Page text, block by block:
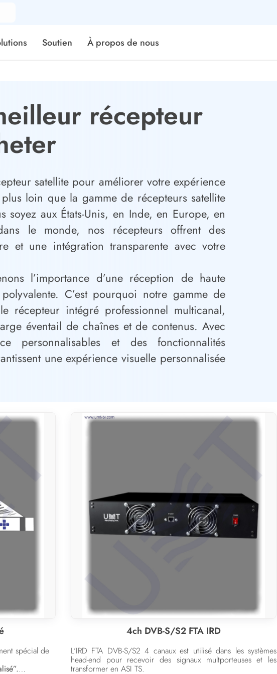
Soutien À propos de nous
récepteur
satellite pour améliorer votre expérience
loin que la gamme de récepteurs satellite
soyez aux États-Unis, en Inde, en Europe, en
le monde, nos récepteurs offrent des
et une intégration transparente avec votre
l’importance d’une réception de haute
C’est pourquoi notre gamme de
récepteur intégré professionnel multicanal,
éventail de chaînes et de contenus. Avec
personnalisables et des fonctionnalités
une expérience visuelle personnalisée
spécial de
4ch DVB-S/S2 FTA IRD
L’IRD FTA DVB-S/S2 4 canaux est utilisé dans les systèmes
head-end pour recevoir des signaux multporteuses et les
transformer en ASI TS.